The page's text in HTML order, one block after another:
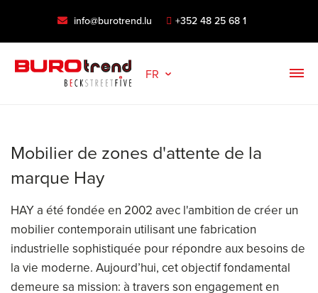
info@burotrend.lu +352 48 25 68 1
FR
Mobilier de zones d'attente de la
marque Hay
HAY a été fondée en 2002 avec l'ambition de créer un
mobilier contemporain utilisant une fabrication
industrielle sophistiquée pour répondre aux besoins de
la vie moderne. Aujourd’hui, cet objectif fondamental
demeure sa mission: à travers son engagement en